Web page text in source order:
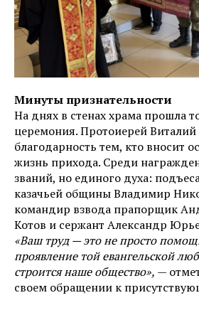
Минуты признательности
На днях в стенах храма прошла
церемония. Протоиерей
благодарность тем, кто вносит
жизнь прихода. Среди
званий, но единого духа:
казачьей общины Владимир
командир взвода прапорщик
Котов и сержант Александр
«Ваш труд — это не просто
проявление той евангельской
строится наше общество», —
своем обращении к